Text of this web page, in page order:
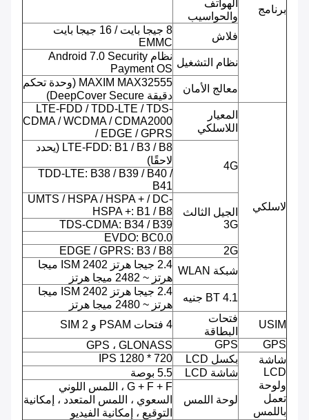
برنامج
الهواتف
والحواسيب
فلاش
8 جيجا بايت / 16 جيجا بايت
EMMC
نظام التشغيل
نظام Android 7.0 Security
Payment OS
معالج الأمان
MAXIM MAX32555 (وحدة تحكم
دقيقة DeepCover Secure)
لاسلكي
المعيار
اللاسلكي
LTE-FDD / TDD-LTE / TDS-
CDMA / WCDMA / CDMA2000
/ EDGE / GPRS
4G
LTE-FDD: B1 / B3 / B8 (يحدد
لاحقًا)
TDD-LTE: B38 / B39 / B40 /
B41
الجيل الثالث
3G
UMTS / HSPA / HSPA + / DC-
HSPA +: B1 / B8
TDS-CDMA: B34 / B39
EVDO: BC0.0
2G
EDGE / GPRS: B3 / B8
شبكة WLAN
2.4 جيجا هرتز ISM 2402 ميجا
هرتز ~ 2482 ميجا هرتز
BT 4.1 جنيه
2.4 جيجا هرتز ISM 2402 ميجا
هرتز ~ 2480 ميجا هرتز
USIM
فتحات
البطاقة
4 فتحات PSAM و 2 SIM
GPS
GPS
GPS ، GLONASS
شاشة
LCD
ولوحة
تعمل
باللمس
بكسل LCD
720 * 1280 IPS
شاشة LCD
5.5 بوصة
لوحة اللمس
G + F + F ، اللمس اللوني
السعوي ، اللمس المتعدد ، إمكانية
التوقيع ، إمكانية الفيديو